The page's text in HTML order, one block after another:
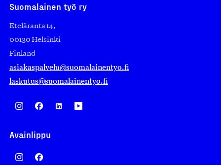
Suomalainen työ ry
Eteläranta 14,
00130 Helsinki
Finland
asiakaspalvelu@suomalainentyo.fi
laskutus@suomalainentyo.fi
Avainlippu